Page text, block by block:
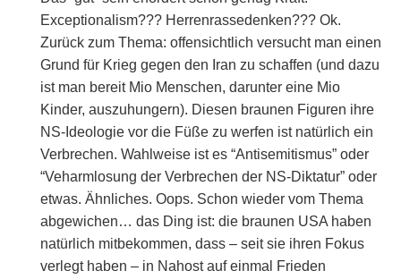
Exceptionalism??? Herrenrassedenken??? Ok.
Zurück zum Thema: offensichtlich versucht man einen
Grund für Krieg gegen den Iran zu schaffen (und dazu
ist man bereit Mio Menschen, darunter eine Mio
Kinder, auszuhungern). Diesen braunen Figuren ihre
NS-Ideologie vor die Füße zu werfen ist natürlich ein
Verbrechen. Wahlweise ist es “Antisemitismus” oder
“Veharmlosung der Verbrechen der NS-Diktatur” oder
etwas. Ähnliches. Oops. Schon wieder vom Thema
abgewichen… das Ding ist: die braunen USA haben
natürlich mitbekommen, dass – seit sie ihren Fokus
verlegt haben – in Nahost auf einmal Frieden